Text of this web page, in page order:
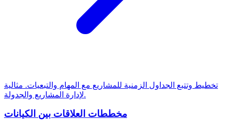
تخطيط وتتبع الجداول الزمنية للمشاريع مع المهام والتبعيات. مثالية
لإدارة المشاريع والجدولة.
مخططات العلاقات بين الكيانات